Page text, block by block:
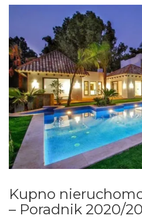
Kupno
– Poradnik 2020/